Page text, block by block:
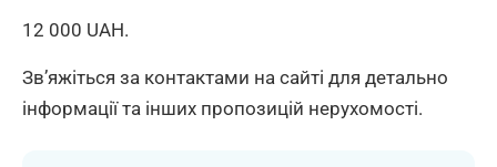
12 000 UAH.
Зв’яжіться за контактами на сайті для детально
інформації та інших пропозицій нерухомості.